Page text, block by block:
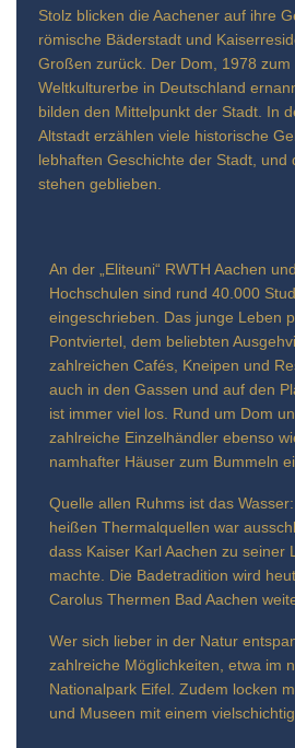
Stolz blicken die Aachener auf ihre
römische Bäderstadt und
Großen zurück. Der Dom, 1978 zum
Weltkulturerbe in Deutschland
bilden den Mittelpunkt der Stadt. In
Altstadt erzählen viele historische
lebhaften Geschichte der Stadt, und
stehen geblieben.
An der „Eliteuni“ RWTH Aachen
Hochschulen sind rund 40.000
eingeschrieben. Das junge Leben
Pontviertel, dem beliebten
zahlreichen Cafés, Kneipen und
auch in den Gassen und auf den
ist immer viel los. Rund um Dom
zahlreiche Einzelhändler ebenso
namhafter Häuser zum Bummeln
Quelle allen Ruhms ist das
heißen Thermalquellen war
dass Kaiser Karl Aachen zu seiner
machte. Die Badetradition wird
Carolus Thermen Bad Aachen
Wer sich lieber in der Natur
zahlreiche Möglichkeiten, etwa im
Nationalpark Eifel. Zudem locken
und Museen mit einem